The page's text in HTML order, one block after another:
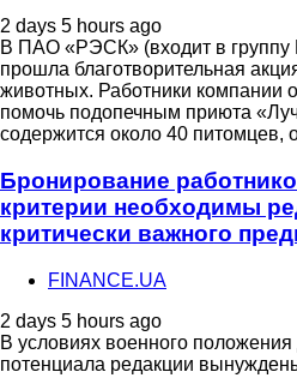
2 days 5 hours ago
В ПАО «РЭСК» (входит в группу
прошла благотворительная
животных. Работники компании
помочь подопечным приюта
содержится около 40 питомцев,
Бронирование
критерии необходимы
критически важного
FINANCE.UA
2 days 5 hours ago
В условиях военного
потенциала редакции